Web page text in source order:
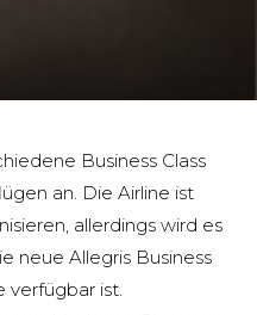
Business Class
an. Die Airline ist
allerdings wird es
neue Allegris Business
verfügbar ist.